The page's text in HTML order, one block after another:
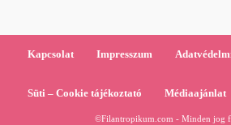
Kapcsolat Impresszum
Süti – Cookie tájékoztató Médiaajánlat
©Filantropikum.com - Minden jog